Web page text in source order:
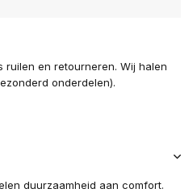
ruilen en retourneren. Wij halen
onderdelen).
duurzaamheid aan comfort.